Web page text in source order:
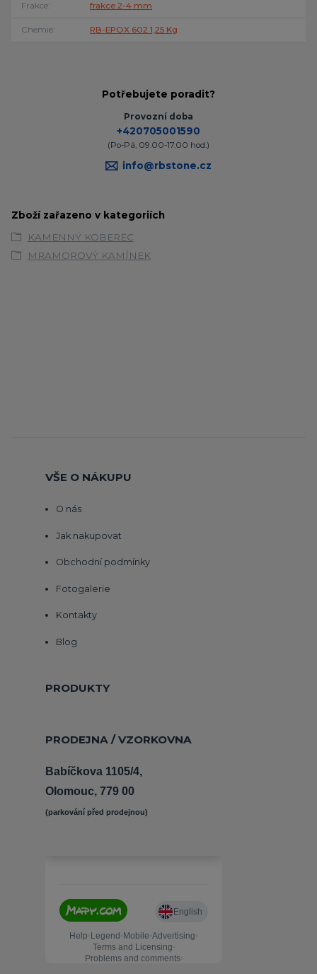
Frakce frakce 2-4 mm
Chemie RB-EPOX 602 1,25 Kg
Potřebujete poradit?
Provozní doba
+420705001590
(Po-Pá, 09.00-17.00 hod.)
info@rbstone.cz
Zboží zařazeno v kategoriích
KAMENNÝ KOBEREC
MRAMOROVÝ KAMÍNEK
VŠE O NÁKUPU
O nás
Jak nakupovat
Obchodní podmínky
Fotogalerie
Kontakty
Blog
PRODUKTY
PRODEJNA / VZORKOVNA
Babíčkova 1105/4,
Olomouc, 779 00
(parkování před prodejnou)